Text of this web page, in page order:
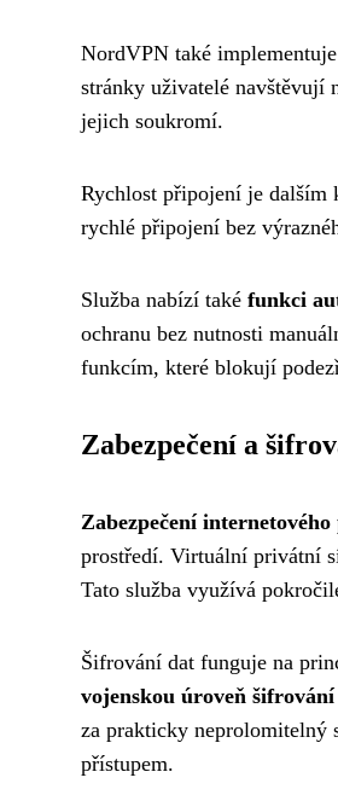
NordVPN také implementuje
stránky uživatelé navštěvují
jejich soukromí.
Rychlost připojení je dalším
rychlé připojení bez
Služba nabízí také funkci
ochranu bez nutnosti
funkcím, které blokují
Zabezpečení a
Zabezpečení
prostředí. Virtuální privátní
Tato služba využívá
Šifrování dat funguje na
vojenskou úroveň šifrování
za prakticky neprolomitelný
přístupem.